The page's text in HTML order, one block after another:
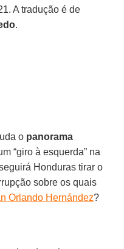
A tradução é de
.
o panorama
“giro à esquerda” na
Honduras tirar o
sobre os quais
Orlando Hernández?